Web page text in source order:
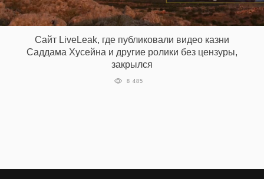
Сайт LiveLeak, где публиковали видео казни
Саддама Хусейна и другие ролики без цензуры,
закрылся
8 485